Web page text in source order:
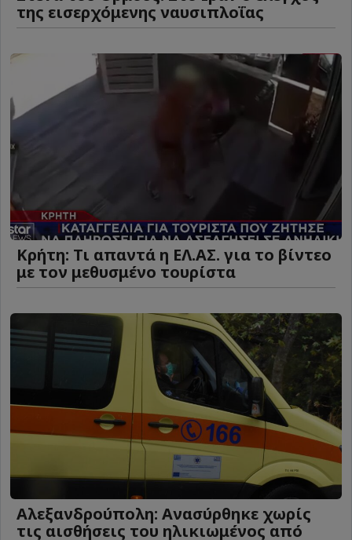
της εισερχόμενης ναυσιπλοΐας
Κρήτη: Τι απαντά η ΕΛ.ΑΣ. για το βίντεο
με τον μεθυσμένο τουρίστα
Αλεξανδρούπολη: Ανασύρθηκε χωρίς
τις αισθήσεις του ηλικιωμένος από